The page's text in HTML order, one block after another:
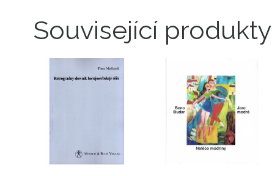
Související produkty